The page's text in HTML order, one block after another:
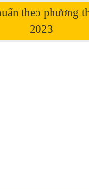
theo phương
2023